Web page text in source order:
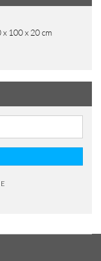
100 x 20 cm